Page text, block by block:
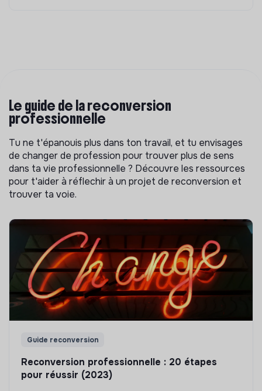
Le guide de la reconversion
professionnelle
Tu ne t'épanouis plus dans ton travail, et tu envisages
de changer de profession pour trouver plus de sens
dans ta vie professionnelle ? Découvre les ressources
pour t'aider à réflechir à un projet de reconversion et
trouver ta voie.
Guide reconversion
Reconversion professionnelle : 20 étapes
pour réussir (2023)